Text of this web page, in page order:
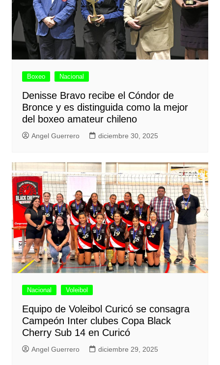
Boxeo Nacional
Denisse Bravo recibe el Cóndor de
Bronce y es distinguida como la mejor
del boxeo amateur chileno
Angel Guerrero diciembre 30, 2025
Nacional Voleibol
Equipo de Voleibol Curicó se consagra
Campeón Inter clubes Copa Black
Cherry Sub 14 en Curicó
Angel Guerrero diciembre 29, 2025